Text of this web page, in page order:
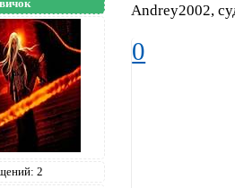
2
Andrey2002,
0